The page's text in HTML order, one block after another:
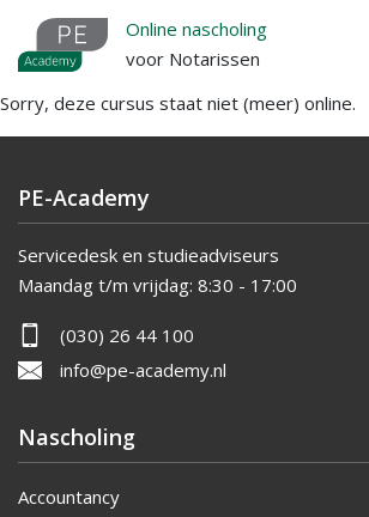
Overslaan
naar
de
inhoud
Online nascholing
voor Notarissen
Sorry, deze cursus staat niet (meer) online.
PE-Academy
Servicedesk en studieadviseurs
Maandag t/m vrijdag: 8:30 - 17:00
(030) 26 44 100
info@pe-academy.nl
Nascholing
Accountancy